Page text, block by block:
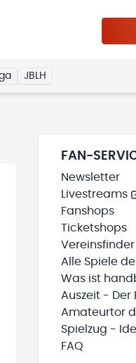
JBLH
WIRD GELADEN
TEAMS“ HINZUFÜGEN
FAN-
Newsletter
Livestreams
Fanshops
Ticketshops
Vereinsfinder
Alle Spiele
Was ist
Auszeit - Der
Amateurtor
Spielzug -
FAQ